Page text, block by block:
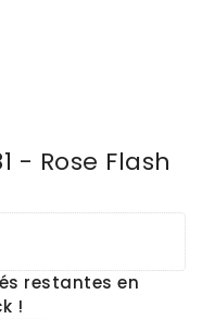
- Rose Flash
restantes en
!